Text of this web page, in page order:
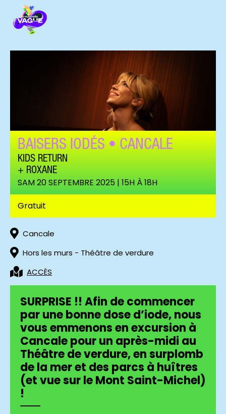
BAISERS IODÉS • CANCALE
KIDS RETURN
ROXANE
SAM 20 SEPTEMBRE 2025 | 15H À 18H
Gratuit
Cancale
Hors les murs - Théâtre de verdure
ACCÈS
SURPRISE !! Afin de commencer
par une bonne dose d’iode, nous
vous emmenons en excursion à
Cancale pour un après-midi au
Théâtre de verdure, en surplomb
de la mer et des parcs à huîtres
(et vue sur le Mont Saint-Michel)
!